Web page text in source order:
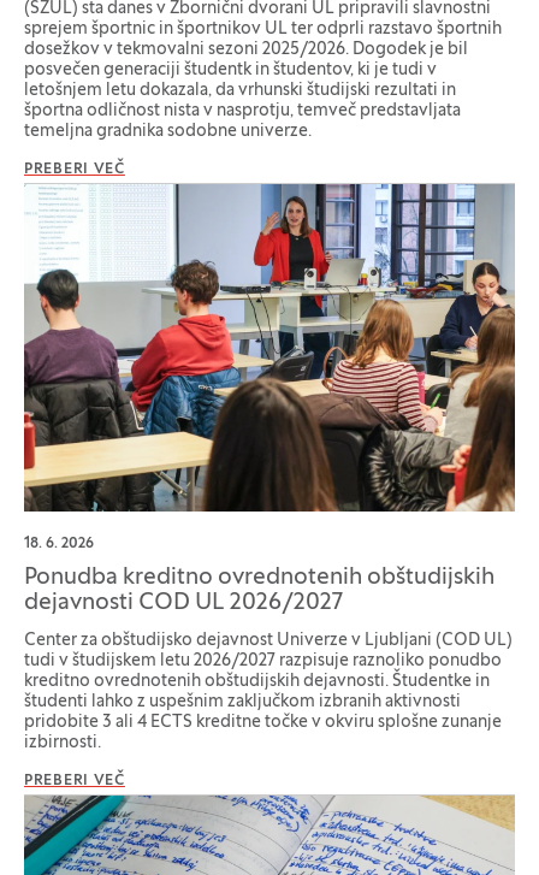
(ŠZUL) sta danes v Zbornični dvorani UL pripravili slavnostni
sprejem športnic in športnikov UL ter odprli razstavo športnih
dosežkov v tekmovalni sezoni 2025/2026. Dogodek je bil
posvečen generaciji študentk in študentov, ki je tudi v
letošnjem letu dokazala, da vrhunski študijski rezultati in
športna odličnost nista v nasprotju, temveč predstavljata
temeljna gradnika sodobne univerze.
PREBERI VEČ
18. 6. 2026
Ponudba kreditno ovrednotenih obštudijskih
dejavnosti COD UL 2026/2027
Center za obštudijsko dejavnost Univerze v Ljubljani (COD UL)
tudi v študijskem letu 2026/2027 razpisuje raznoliko ponudbo
kreditno ovrednotenih obštudijskih dejavnosti. Študentke in
študenti lahko z uspešnim zaključkom izbranih aktivnosti
pridobite 3 ali 4 ECTS kreditne točke v okviru splošne zunanje
izbirnosti.
PREBERI VEČ